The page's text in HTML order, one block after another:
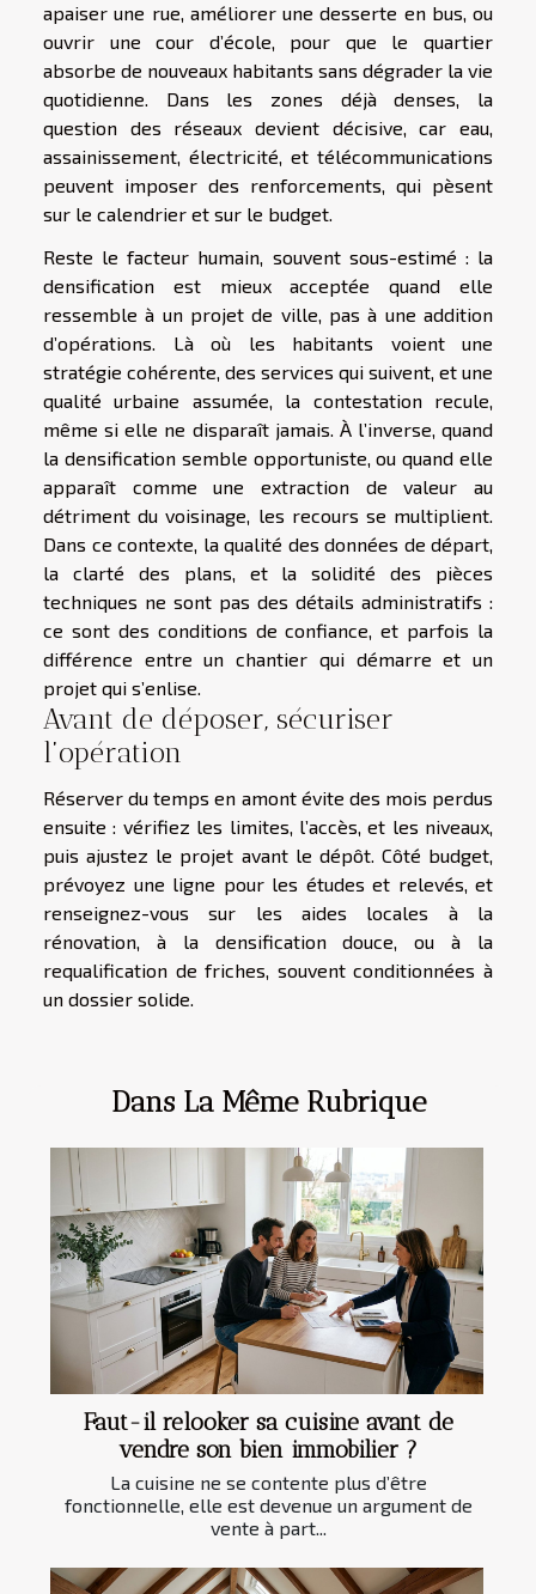
apaiser une rue, améliorer une desserte en bus, ou
ouvrir une cour d’école, pour que le quartier
absorbe de nouveaux habitants sans dégrader la vie
quotidienne. Dans les zones déjà denses, la
question des réseaux devient décisive, car eau,
assainissement, électricité, et télécommunications
peuvent imposer des renforcements, qui pèsent
sur le calendrier et sur le budget.
Reste le facteur humain, souvent sous-estimé : la
densification est mieux acceptée quand elle
ressemble à un projet de ville, pas à une addition
d’opérations. Là où les habitants voient une
stratégie cohérente, des services qui suivent, et une
qualité urbaine assumée, la contestation recule,
même si elle ne disparaît jamais. À l’inverse, quand
la densification semble opportuniste, ou quand elle
apparaît comme une extraction de valeur au
détriment du voisinage, les recours se multiplient.
Dans ce contexte, la qualité des données de départ,
la clarté des plans, et la solidité des pièces
techniques ne sont pas des détails administratifs :
ce sont des conditions de confiance, et parfois la
différence entre un chantier qui démarre et un
projet qui s’enlise.
Avant de déposer, sécuriser
l’opération
Réserver du temps en amont évite des mois perdus
ensuite : vérifiez les limites, l’accès, et les niveaux,
puis ajustez le projet avant le dépôt. Côté budget,
prévoyez une ligne pour les études et relevés, et
renseignez-vous sur les aides locales à la
rénovation, à la densification douce, ou à la
requalification de friches, souvent conditionnées à
un dossier solide.
Dans La Même Rubrique
Faut-il relooker sa cuisine avant de
vendre son bien immobilier ?
La cuisine ne se contente plus d’être
fonctionnelle, elle est devenue un argument de
vente à part...